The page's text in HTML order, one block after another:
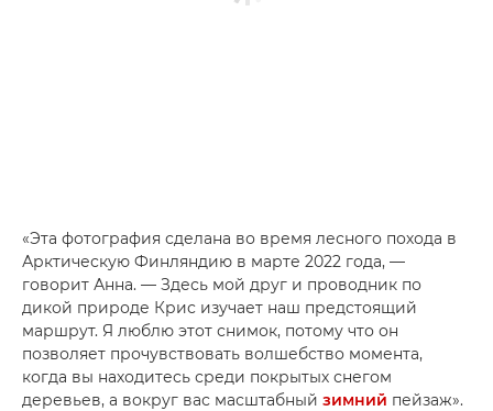
«Эта фотография сделана во время лесного похода в
Арктическую Финляндию в марте 2022 года, —
говорит Анна. — Здесь мой друг и проводник по
дикой природе Крис изучает наш предстоящий
маршрут. Я люблю этот снимок, потому что он
позволяет прочувствовать волшебство момента,
когда вы находитесь среди покрытых снегом
деревьев, а вокруг вас масштабный зимний пейзаж».